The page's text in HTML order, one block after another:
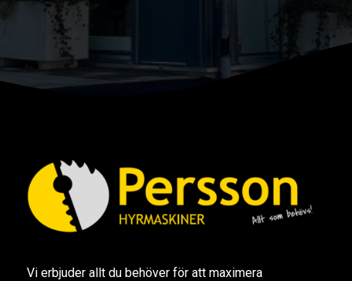
Vi erbjuder allt du behöver för att maximera